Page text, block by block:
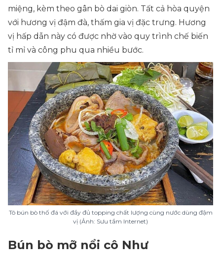
miệng, kèm theo gân bò dai giòn. Tất cả hòa quyện
với hương vị đậm đà, thấm gia vị đặc trưng. Hương
vị hấp dẫn này có được nhờ vào quy trình chế biến
tỉ mỉ và công phu qua nhiều bước.
Tô bún bò thố đá với đầy đủ topping chất lượng cùng nước dùng đậm
vị (Ảnh: Sưu tầm Internet)
Bún bò mỡ nổi cô Như